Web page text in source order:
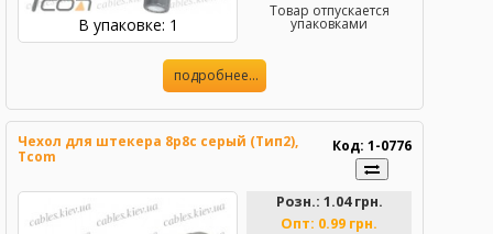
В упаковке: 1
Товар отпускается
упаковками
подробнее...
Чехол для штекера 8р8с серый (Тип2),
Tcom
Код: 1-0776
Розн.: 1.04 грн.
Опт: 0.99 грн.